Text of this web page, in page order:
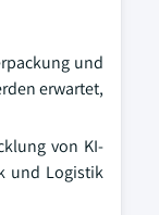
und
erwartet,
von KI-
und Logistik